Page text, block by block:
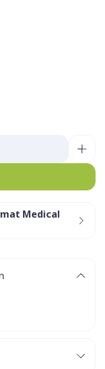
Medical